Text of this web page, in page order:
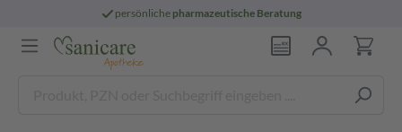
persönliche pharmazeutische Beratung